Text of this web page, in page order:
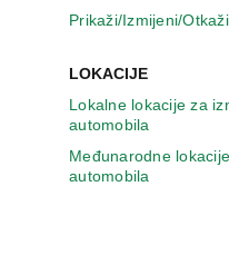
Prikaži/Izmijeni/Otkaži
LOKACIJE
Lokalne lokacije za
automobila
Međunarodne
automobila